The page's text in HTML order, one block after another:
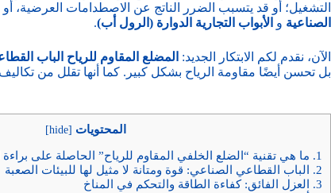
التشغيل؛ أو قد يتسبب الضرر الناتج عن الاصطدامات العرضية، أو
الصناعية و الأبواب التجارية الدوارة (الرول أب).
الآن، نقدم لكم الابتكار الجديد: المضلع المقاوم للرياح الباب
بل تحسن أيضًا مقاومة الرياح بشكل كبير. كما أنها تقلل من
المحتويات [
hide
]
1. ما هي تقنية “الضلع الخلفي المقاوم للرياح” الحاصلة على براءة
2. الباب القطاعي الصناعي: قوة ومتانة لا مثيل لها للبيئات الصعبة
3. العزل الفائق: كفاءة الطاقة والتحكم في المناخ